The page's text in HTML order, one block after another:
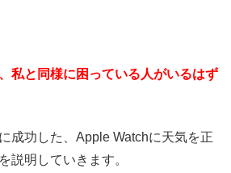
私と同様に困っている人がいるはず
成功した、Apple Watchに天気を正
説明していきます。